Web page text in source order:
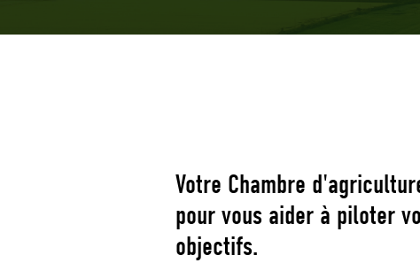
Votre Chambre
pour vous aider à piloter
objectifs.